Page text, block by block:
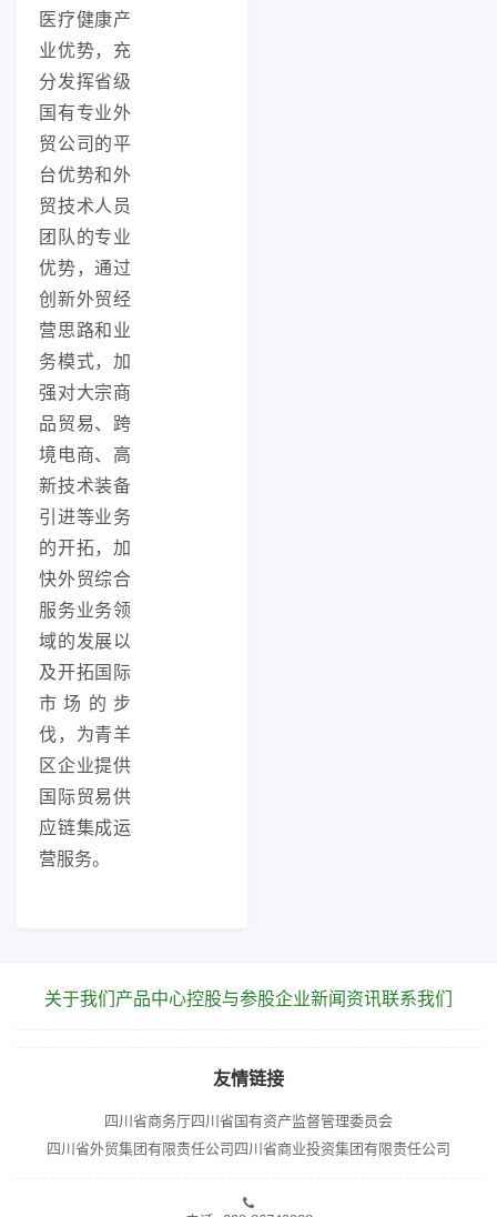
医疗健康产
业优势，充
分发挥省级
国有专业外
贸公司的平
台优势和外
贸技术人员
团队的专业
优势，通过
创新外贸经
营思路和业
务模式，加
强对大宗商
品贸易、跨
境电商、高
新技术装备
引进等业务
的开拓，加
快外贸综合
服务业务领
域的发展以
及开拓国际
市场的步
伐，为青羊
区企业提供
国际贸易供
应链集成运
营服务。
关于我们 产品中心控股与参股企业新闻资讯联系我们
友情链接
四川省商务厅四川省国有资产监督管理委员会
四川省外贸集团有限责任公司 四川省商业投资集团有限责任公司